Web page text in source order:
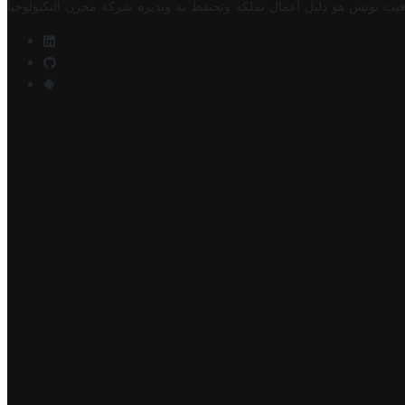
تونس هو دليل أعمال تملكه وتحتفظ به وتديره شركة مخزن التكنولوجيا